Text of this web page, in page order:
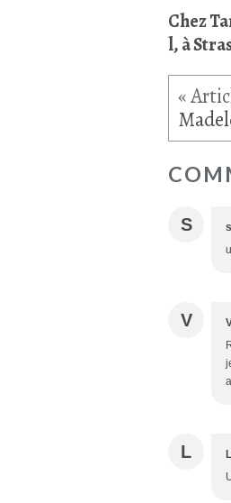
Chez
l, à
S
V
L